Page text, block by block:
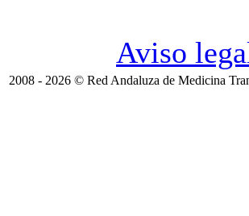
Aviso
2008 - 2026 © Red Andaluza de Medicina